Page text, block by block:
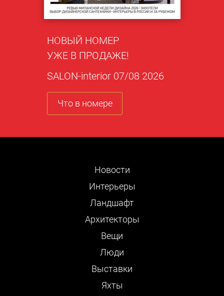
НОВЫЙ НОМЕР
УЖЕ В ПРОДАЖЕ!
SALON-interior 07/08 2026
Что в номере
Новости
Интерьеры
Ландшафт
Архитекторы
Вещи
Люди
Выставки
Яхты